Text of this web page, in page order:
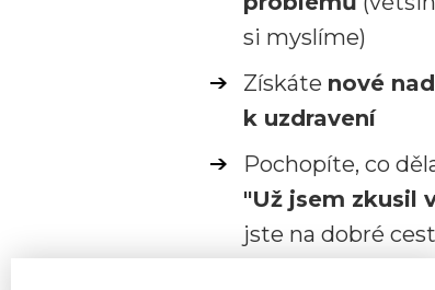
si myslíme)
Získáte nové
k uzdravení
Pochopíte, co
"Už jsem zkusil
jste na dobré